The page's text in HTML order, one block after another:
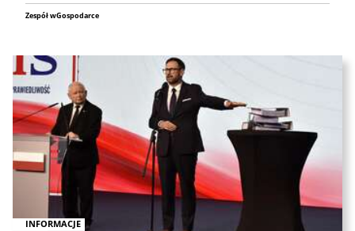
Zespół wGospodarce
INFORMACJE